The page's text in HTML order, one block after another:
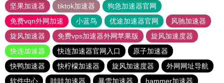
坚果加速器
tiktok加速器
狗急加速器官网
免费vqn外网加速
小蓝鸟 优途加速器官网
风驰加速器
旋风加速器
免费vps加速器外网苹果版
旋风加速度器
快连加速器
快连加速器官网入口
原子加速器
快鸭加速器
快柠檬加速器 旋风加速度器
外网网址导航
软件中心
哇哇加速器 暴雪加速器 hammer加速器